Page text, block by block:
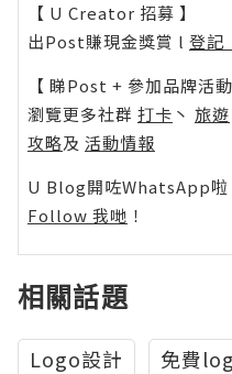
【 U Creator 招募 】
出Post賺現金獎賞 l 登記
【 睇Post + 參加品牌活動
瀏覽更多社群 打卡 丶 旅遊
攻略及 活動情報
U Blog開咗WhatsApp啦
Follow 我哋 ！
相關話題
Logo設計
免費